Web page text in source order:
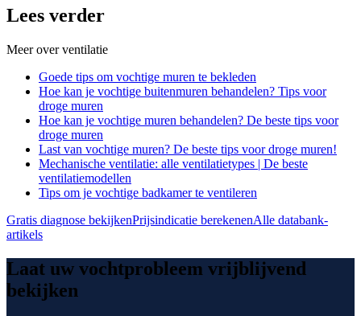
Lees verder
Meer overventilatie
Goede tips om vochtige muren te bekleden
Hoe kan je vochtige buitenmuren behandelen? Tips voor
droge muren
Hoe kan je vochtige muren behandelen? De beste tips voor
droge muren
Last van vochtige muren? De beste tips voor droge muren!
Mechanische ventilatie: alle ventilatietypes | De beste
ventilatiemodellen
Tips om je vochtige badkamer te ventileren
Gratis diagnose bekijkenPrijsindicatie berekenenAlle databank-
artikels
Laat uw vochtprobleem vrijblijvend
bekijken